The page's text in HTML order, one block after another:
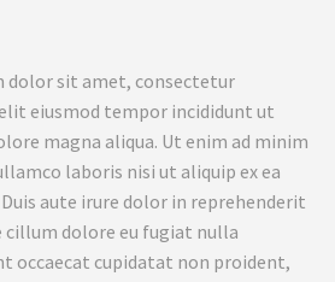
dolor sit amet, consectetur
eiusmod tempor incididunt ut
magna aliqua. Ut enim ad minim
laboris nisi ut aliquip ex ea
aute irure dolor in reprehenderit
dolore eu fugiat nulla
occaecat cupidatat non proident,